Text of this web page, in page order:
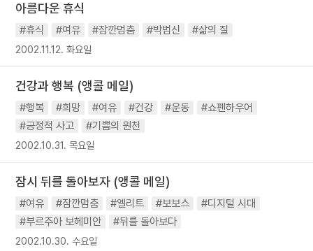
아름다운 휴식
#휴식 #여유 #잠깐멈춤 #박범신 #삶의 질
2002.11.12. 화요일
건강과 행복 (앵콜 메일)
#행복 #희망 #여유 #건강 #운동
#쇼펜하우어
#긍정적 사고
#기쁨의 원천
2002.10.31. 목요일
잠시 뒤를 돌아보자 (앵콜 메일)
#여유 #잠깐멈춤 #엘리트 #보보스
#디지털 시대
#부르주아 보헤미안
#뒤를 돌아보다
2002.10.30. 수요일